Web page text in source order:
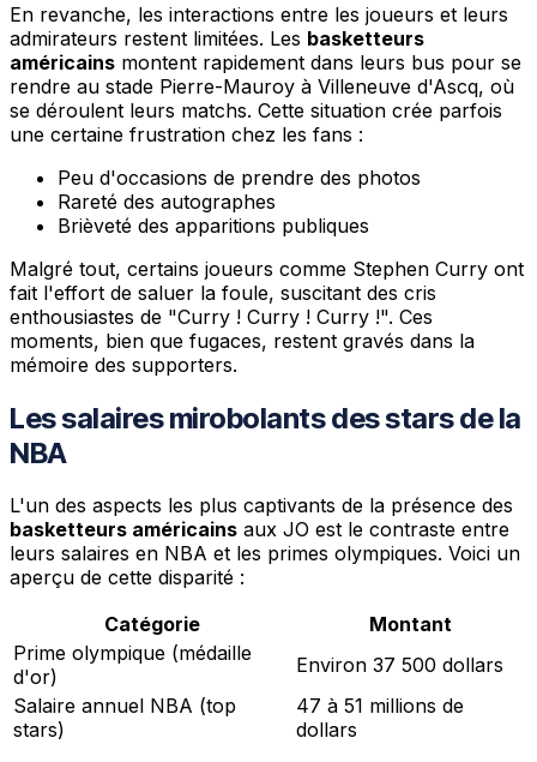
En revanche, les interactions entre les joueurs et leurs
admirateurs restent limitées. Les basketteurs
américains montent rapidement dans leurs bus pour se
rendre au stade Pierre-Mauroy à Villeneuve d'Ascq, où
se déroulent leurs matchs. Cette situation crée parfois
une certaine frustration chez les fans :
Peu d'occasions de prendre des photos
Rareté des autographes
Brièveté des apparitions publiques
Malgré tout, certains joueurs comme Stephen Curry ont
fait l'effort de saluer la foule, suscitant des cris
enthousiastes de "Curry ! Curry ! Curry !". Ces
moments, bien que fugaces, restent gravés dans la
mémoire des supporters.
Les salaires mirobolants des stars de la
NBA
L'un des aspects les plus captivants de la présence des
basketteurs américains aux JO est le contraste entre
leurs salaires en NBA et les primes olympiques. Voici un
aperçu de cette disparité :
Catégorie
Montant
Prime olympique (médaille
d'or)
Environ 37 500 dollars
Salaire annuel NBA (top
stars)
47 à 51 millions de
dollars